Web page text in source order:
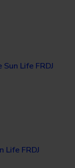
Life FRDJ
Life FRDJ